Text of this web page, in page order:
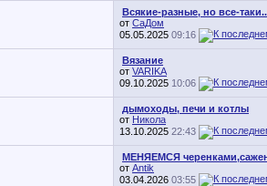
Всякие-разные, но все-
от СаДом
05.05.2025 09:16
Вязание
от VARIKA
09.10.2025 10:06
дымоходы, печи и котлы
от Никола
13.10.2025 22:43
МЕНЯЕМСЯ
от Antik
03.04.2026 03:55